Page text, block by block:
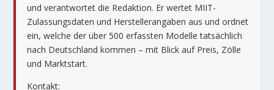
und verantwortet die Redaktion. Er wertet MIIT-
Zulassungsdaten und Herstellerangaben aus und ordnet
ein, welche der über 500 erfassten Modelle tatsächlich
nach Deutschland kommen – mit Blick auf Preis, Zölle
und Marktstart.
Kontakt: